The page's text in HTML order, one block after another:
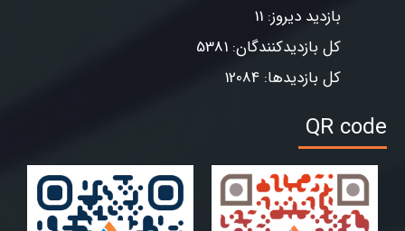
بازدید دیروز: 11
کل بازدیدکنندگان: 5381
کل بازدیدها: 12084
QR code